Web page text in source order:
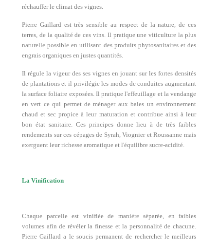
réchauffer le climat des vignes.
Pierre Gaillard est très sensible au respect de la nature, de ces
terres, de la qualité de ces vins. Il pratique une viticulture la plus
naturelle possible en utilisant des produits phytosanitaires et des
engrais organiques en justes quantités.
Il régule la vigeur des ses vignes en jouant sur les fortes densités
de plantations et il privilégie les modes de conduites augmentant
la surface foliaire exposées. Il pratique l'effeuillage et la vendange
en vert ce qui permet de ménager aux baies un environnement
chaud et sec propice à leur maturation et contribue ainsi à leur
bon état sanitaire. Ces principes donne lieu à de très faibles
rendements sur ces cépages de Syrah, Viognier et Roussanne mais
exerguent leur richesse aromatique et l'équilibre sucre-acidité.
La Vinification
Chaque parcelle est vinifiée de manière séparée, en faibles
volumes afin de révéler la finesse et la personnalité de chacune.
Pierre Gaillard a le soucis permanent de rechercher le meilleurs